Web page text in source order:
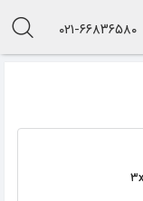
۰۲۱-۶۶۸۳۶۵۸۰